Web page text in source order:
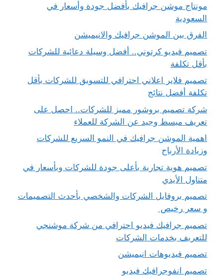
مونتاج موشن جرافيك بأفضل جودة وأسعار في
السعودية
الفرق بين الموشن جرافيك والانيميشن
تصميم فيديو كرتوني.. أفضل وسيلة دعائية للشركات
بأقل تكلفة
تصميم فلاير اعلاني احترافي للتسويق للشركات بأقل
تكلفة أفضل نتائج
شركة تصميم بروشور مميز للشركات.. احصل على
تعريف مبسط وجيد عن الشركة للعملاء
اهمية الموشن جرافيك في النمو السريع للشركات
وزيادة الأرباح
تصميم هوية تجارية بأعلى جودة للشركات وبأسعار في
متناول الأيدي
تصميم بروفايل الشركات والشخصي بأحدث التصميمات
و سعر رخيص
تصميم جرافيك فيديو احترافي من شركة موشنجي
للتعريف بخدمات الشركات
تصميم فيديوهات انيميشن
تصميم انفوجرافيك فيديو